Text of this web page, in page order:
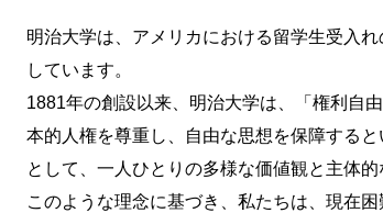
明治大学は、アメリカにおける留学生受入
しています。
1881年の創設以来、明治大学は、「権利自
本的人権を尊重し、自由な思想を保障する
として、一人ひとりの多様な価値観と主体的
このような理念に基づき、私たちは、現在